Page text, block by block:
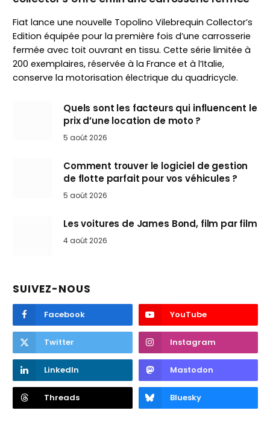
Fiat lance une nouvelle Topolino Vilebrequin Collector’s
Edition équipée pour la première fois d’une carrosserie
fermée avec toit ouvrant en tissu. Cette série limitée à
200 exemplaires, réservée à la France et à l’Italie,
conserve la motorisation électrique du quadricycle.
Quels sont les facteurs qui influencent le
prix d’une location de moto ?
5 août 2026
Comment trouver le logiciel de gestion
de flotte parfait pour vos véhicules ?
5 août 2026
Les voitures de James Bond, film par film
4 août 2026
SUIVEZ-NOUS
Facebook YouTube
Twitter Instagram
LinkedIn Mastodon
Threads Bluesky